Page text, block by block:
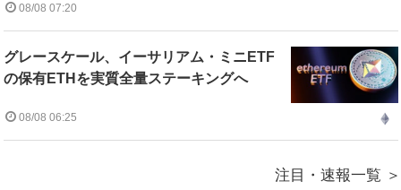
08/08 07:20
グレースケール、イーサリアム・ミニETF
の保有ETHを実質全量ステーキングへ
08/08 06:25
注目・速報一覧